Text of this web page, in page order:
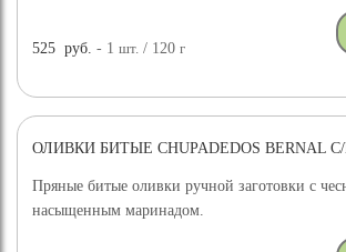
525 руб. - 1шт. / 120г
ОЛИВКИ БИТЫЕ CHUPADEDOS BERNAL С/
Пряные битые оливки ручной заготовки с
насыщенным маринадом.